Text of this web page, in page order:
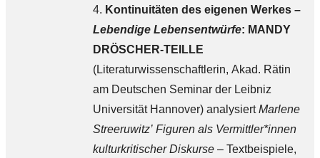
Kontinuitäten des eigenen Werkes –
Lebendige Lebensentwürfe: MANDY
DRÖSCHER-TEILLE
(Literaturwissenschaftlerin, Akad. Rätin
am Deutschen Seminar der Leibniz
Universität Hannover) analysiertMarlene
Streeruwitz’ Figuren als Vermittler*innen
kulturkritischer Diskurse– Textbeispiele,